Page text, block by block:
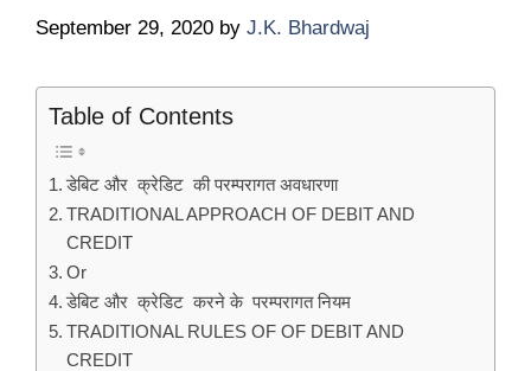
September 29, 2020 by J.K. Bhardwaj
Table of Contents
डेबिट और क्रेडिट की परम्परागत अवधारणा
TRADITIONAL APPROACH OF DEBIT AND
CREDIT
Or
डेबिट और क्रेडिट करने के परम्परागत नियम
TRADITIONAL RULES OF OF DEBIT AND
CREDIT